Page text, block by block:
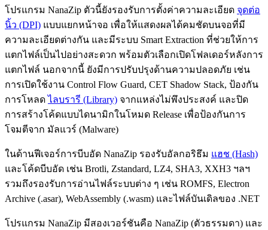
โปรแกรม NanaZip ตัวนี้ยังรองรับการตั้งค่าความละเอียด จุดต่อ
นิ้ว (DPI) แบบแยกหน้าจอ เพื่อให้แสดงผลได้คมชัดบนจอที่มี
ความละเอียดต่างกัน และมีระบบ Smart Extraction ที่ช่วยให้การ
แตกไฟล์เป็นไปอย่างสะดวก พร้อมตัวเลือกเปิดโฟลเดอร์หลังการ
แตกไฟล์ นอกจากนี้ ยังมีการปรับปรุงด้านความปลอดภัย เช่น
การเปิดใช้งาน Control Flow Guard, CET Shadow Stack, ป้องกัน
การโหลดไลบรารี (Library) จากแหล่งไม่พึงประสงค์ และปิด
การสร้างโค้ดแบบไดนามิกในโหมด Release เพื่อป้องกันการ
โจมตีจาก มัลแวร์ (Malware)
ในด้านฟีเจอร์การบีบอัด NanaZip รองรับอัลกอริธึม แฮช (Hash)
และโค้ดบีบอัด เช่น Brotli, Zstandard, LZ4, SHA3, XXH3 ฯลฯ
รวมถึงรองรับการอ่านไฟล์ระบบต่าง ๆ เช่น ROMFS, Electron
Archive (.asar), WebAssembly (.wasm) และไฟล์บันเดิลของ .NET
โปรแกรม NanaZip มีสองเวอร์ชันคือ NanaZip (ตัวธรรมดา) และ